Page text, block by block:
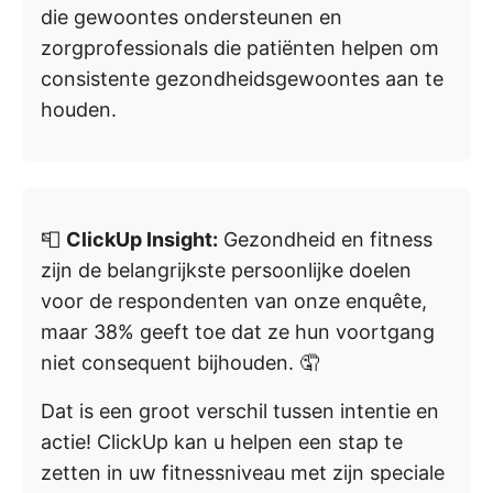
die gewoontes ondersteunen en
zorgprofessionals die patiënten helpen om
consistente gezondheidsgewoontes aan te
houden.
📮 ClickUp Insight: Gezondheid en fitness
zijn de belangrijkste persoonlijke doelen
voor de respondenten van onze enquête,
maar 38% geeft toe dat ze hun voortgang
niet consequent bijhouden. 🤦
Dat is een groot verschil tussen intentie en
actie! ClickUp kan u helpen een stap te
zetten in uw fitnessniveau met zijn speciale